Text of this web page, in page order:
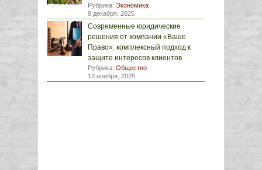
Рубрика: Экономика
8 декабря, 2025
Современные юридические
решения от компании «Ваше
Право»: комплексный подход к
защите интересов клиентов
Рубрика: Общество
13 ноября, 2025